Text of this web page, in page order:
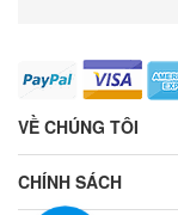
VỀ CHÚNG TÔI
CHÍNH SÁCH